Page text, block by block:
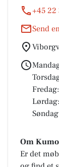
+45 22
Send
Om
Er det